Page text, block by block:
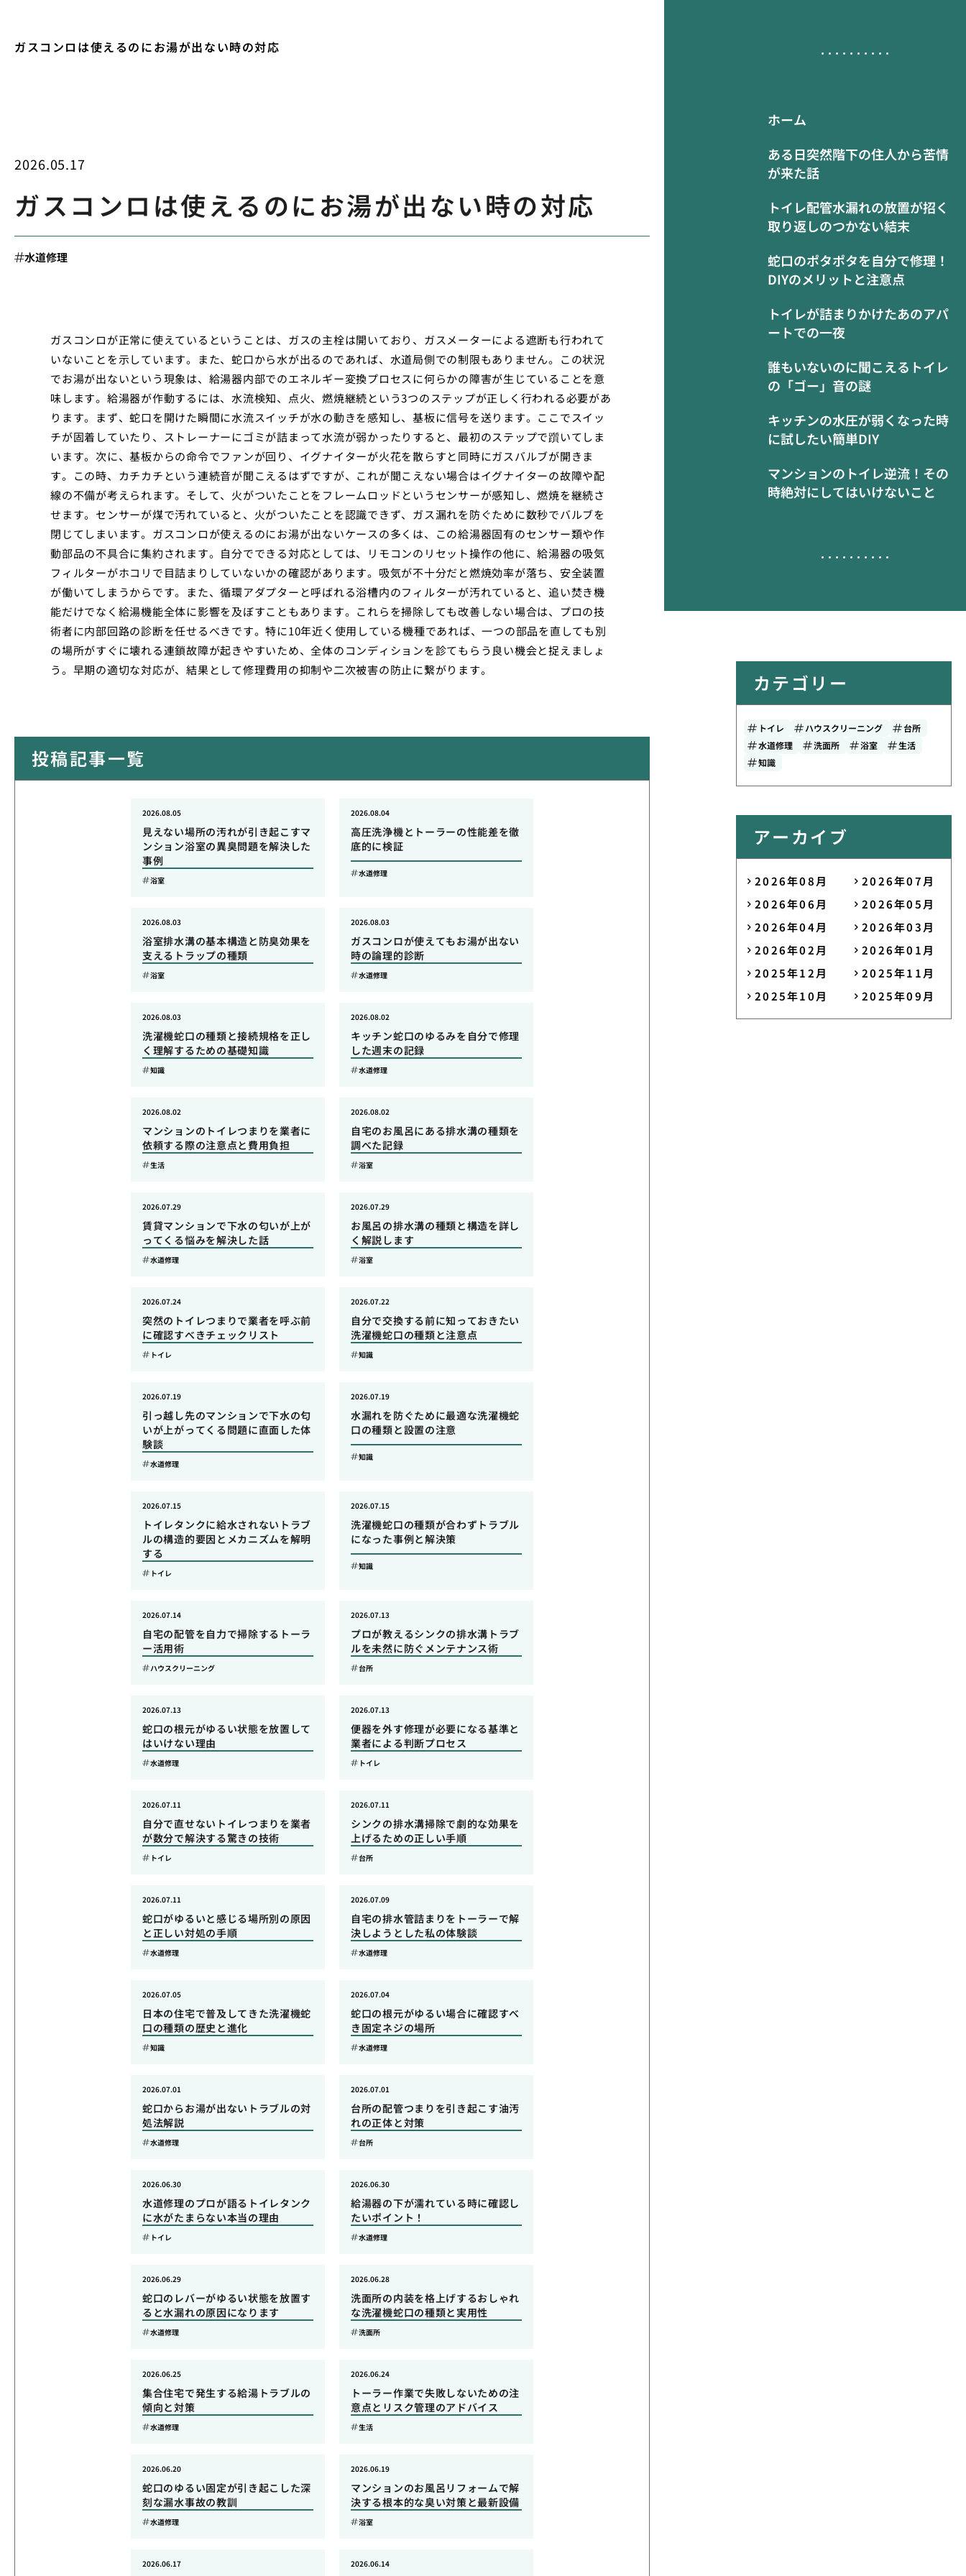
ガスコンロは使えるのにお湯が出ない時の対応
ホーム
ある日突然階下の住人から苦情
が来た話
トイレ配管水漏れの放置が招く
取り返しのつかない結末
蛇口のポタポタを自分で修理！
DIYのメリットと注意点
トイレが詰まりかけたあのアパ
ートでの一夜
誰もいないのに聞こえるトイレ
の「ゴー」音の謎
キッチンの水圧が弱くなった時
に試したい簡単DIY
マンションのトイレ逆流！その
時絶対にしてはいけないこと
2026.05.17
ガスコンロは使えるのにお湯が出ない時の対応
水道修理
ガスコンロが正常に使えているということは、ガスの主栓は開いており、ガスメーターによる遮断も行われて
いないことを示しています。また、蛇口から水が出るのであれば、水道局側での制限もありません。この状況
でお湯が出ないという現象は、給湯器内部でのエネルギー変換プロセスに何らかの障害が生じていることを意
味します。給湯器が作動するには、水流検知、点火、燃焼継続という3つのステップが正しく行われる必要があ
ります。まず、蛇口を開けた瞬間に水流スイッチが水の動きを感知し、基板に信号を送ります。ここでスイッ
チが固着していたり、ストレーナーにゴミが詰まって水流が弱かったりすると、最初のステップで躓いてしま
います。次に、基板からの命令でファンが回り、イグナイターが火花を散らすと同時にガスバルブが開きま
す。この時、カチカチという連続音が聞こえるはずですが、これが聞こえない場合はイグナイターの故障や配
線の不備が考えられます。そして、火がついたことをフレームロッドというセンサーが感知し、燃焼を継続さ
せます。センサーが煤で汚れていると、火がついたことを認識できず、ガス漏れを防ぐために数秒でバルブを
閉じてしまいます。ガスコンロが使えるのにお湯が出ないケースの多くは、この給湯器固有のセンサー類や作
動部品の不具合に集約されます。自分でできる対応としては、リモコンのリセット操作の他に、給湯器の吸気
フィルターがホコリで目詰まりしていないかの確認があります。吸気が不十分だと燃焼効率が落ち、安全装置
が働いてしまうからです。また、循環アダプターと呼ばれる浴槽内のフィルターが汚れていると、追い焚き機
能だけでなく給湯機能全体に影響を及ぼすこともあります。これらを掃除しても改善しない場合は、プロの技
術者に内部回路の診断を任せるべきです。特に10年近く使用している機種であれば、一つの部品を直しても別
の場所がすぐに壊れる連鎖故障が起きやすいため、全体のコンディションを診てもらう良い機会と捉えましょ
う。早期の適切な対応が、結果として修理費用の抑制や二次被害の防止に繋がります。
投稿記事一覧
見えない場所の汚れが引き起こすマ
ンション浴室の異臭問題を解決した
事例
2026.08.05
浴室
高圧洗浄機とトーラーの性能差を徹
底的に検証
2026.08.04
水道修理
浴室排水溝の基本構造と防臭効果を
支えるトラップの種類
2026.08.03
浴室
ガスコンロが使えてもお湯が出ない
時の論理的診断
2026.08.03
水道修理
洗濯機蛇口の種類と接続規格を正し
く理解するための基礎知識
2026.08.03
知識
キッチン蛇口のゆるみを自分で修理
した週末の記録
2026.08.02
水道修理
マンションのトイレつまりを業者に
依頼する際の注意点と費用負担
2026.08.02
生活
自宅のお風呂にある排水溝の種類を
調べた記録
2026.08.02
浴室
賃貸マンションで下水の匂いが上が
ってくる悩みを解決した話
2026.07.29
水道修理
お風呂の排水溝の種類と構造を詳し
く解説します
2026.07.29
浴室
突然のトイレつまりで業者を呼ぶ前
に確認すべきチェックリスト
2026.07.24
トイレ
自分で交換する前に知っておきたい
洗濯機蛇口の種類と注意点
2026.07.22
知識
引っ越し先のマンションで下水の匂
いが上がってくる問題に直面した体
験談
2026.07.19
水道修理
水漏れを防ぐために最適な洗濯機蛇
口の種類と設置の注意
2026.07.19
知識
トイレタンクに給水されないトラブ
ルの構造的要因とメカニズムを解明
する
2026.07.15
トイレ
洗濯機蛇口の種類が合わずトラブル
になった事例と解決策
2026.07.15
知識
自宅の配管を自力で掃除するトーラ
ー活用術
2026.07.14
ハウスクリーニング
プロが教えるシンクの排水溝トラブ
ルを未然に防ぐメンテナンス術
2026.07.13
台所
蛇口の根元がゆるい状態を放置して
はいけない理由
2026.07.13
水道修理
便器を外す修理が必要になる基準と
業者による判断プロセス
2026.07.13
トイレ
自分で直せないトイレつまりを業者
が数分で解決する驚きの技術
2026.07.11
トイレ
シンクの排水溝掃除で劇的な効果を
上げるための正しい手順
2026.07.11
台所
蛇口がゆるいと感じる場所別の原因
と正しい対処の手順
2026.07.11
水道修理
自宅の排水管詰まりをトーラーで解
決しようとした私の体験談
2026.07.09
水道修理
日本の住宅で普及してきた洗濯機蛇
口の種類の歴史と進化
2026.07.05
知識
蛇口の根元がゆるい場合に確認すべ
き固定ネジの場所
2026.07.04
水道修理
蛇口からお湯が出ないトラブルの対
処法解説
2026.07.01
水道修理
台所の配管つまりを引き起こす油汚
れの正体と対策
2026.07.01
台所
水道修理のプロが語るトイレタンク
に水がたまらない本当の理由
2026.06.30
トイレ
給湯器の下が濡れている時に確認し
たいポイント！
2026.06.30
水道修理
蛇口のレバーがゆるい状態を放置す
ると水漏れの原因になります
2026.06.29
水道修理
洗面所の内装を格上げするおしゃれ
な洗濯機蛇口の種類と実用性
2026.06.28
洗面所
集合住宅で発生する給湯トラブルの
傾向と対策
2026.06.25
水道修理
トーラー作業で失敗しないための注
意点とリスク管理のアドバイス
2026.06.24
生活
蛇口のゆるい固定が引き起こした深
刻な漏水事故の教訓
2026.06.20
水道修理
マンションのお風呂リフォームで解
決する根本的な臭い対策と最新設備
2026.06.19
浴室
2026.06.17 2026.06.14
カテゴリー
トイレ ハウスクリーニング
台所
水道修理
洗面所 浴室
生活
知識
アーカイブ
2026年08月
2026年07月
2026年06月
2026年05月
2026年04月
2026年03月
2026年02月
2026年01月
2025年12月
2025年11月
2025年10月
2025年09月